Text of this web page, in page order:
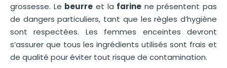
grossesse. Le beurre et la farine ne présentent pas
de dangers particuliers, tant que les règles d’hygiène
sont respectées. Les femmes enceintes devront
s’assurer que tous les ingrédients utilisés sont frais et
de qualité pour éviter tout risque de contamination.